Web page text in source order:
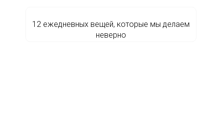
12 ежедневных вещей, которые мы делаем
неверно